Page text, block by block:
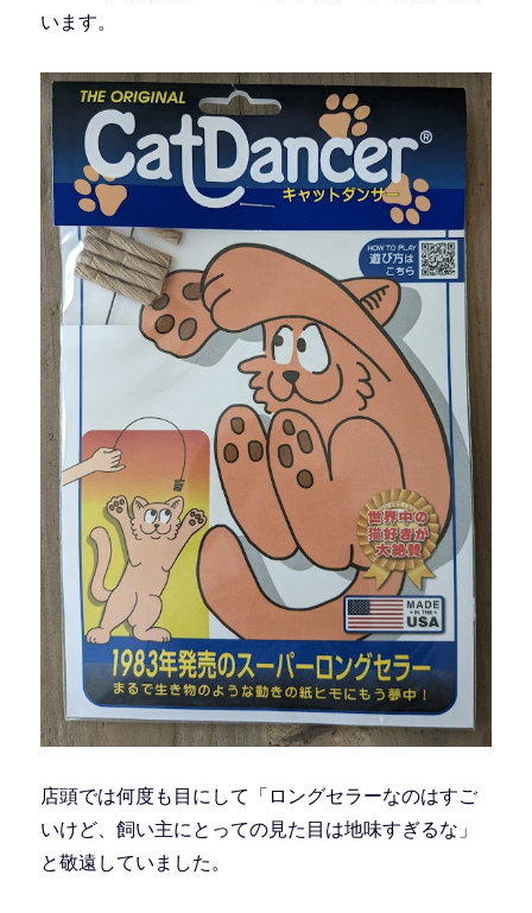
います。
店頭では何度も目にして「ロングセラーなのはすご
いけど、飼い主にとっての見た目は地味すぎるな」
と敬遠していました。